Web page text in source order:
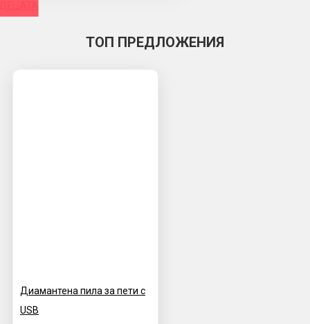
ТОП ПРЕДЛОЖЕНИЯ
Диамантена пила за пети с
USB